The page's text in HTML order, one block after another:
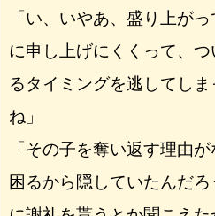
「い、いやあ、盛り上が
に申し上げにくくって、
るタイミングを逃してし
ね」
「その子を奪い返す理由
困るから隠していたんだ